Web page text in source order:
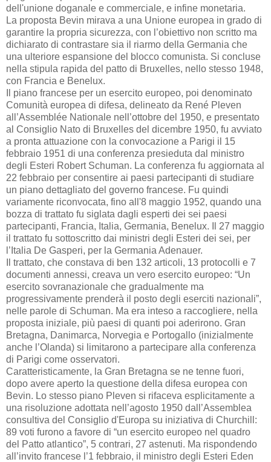
dell'unione doganale e commerciale, e infine monetaria.
La proposta Bevin mirava a una Unione europea in grado di
garantire la propria sicurezza, con l’obiettivo non scritto ma
dichiarato di contrastare sia il riarmo della Germania che
una ulteriore espansione del blocco comunista. Si concluse
nella stipula rapida del patto di Bruxelles, nello stesso 1948,
con Francia e Benelux.
Il piano francese per un esercito europeo, poi denominato
Comunità europea di difesa, delineato da René Pleven
all’Assemblée Nationale nell’ottobre del 1950, e presentato
al Consiglio Nato di Bruxelles del dicembre 1950, fu avviato
a pronta attuazione con la convocazione a Parigi il 15
febbraio 1951 di una conferenza presieduta dal ministro
degli Esteri Robert Schuman. La conferenza fu aggiornata al
22 febbraio per consentire ai paesi partecipanti di studiare
un piano dettagliato del governo francese. Fu quindi
variamente riconvocata, fino all'8 maggio 1952, quando una
bozza di trattato fu siglata dagli esperti dei sei paesi
partecipanti, Francia, Italia, Germania, Benelux. Il 27 maggio
il trattato fu sottoscritto dai ministri degli Esteri dei sei, per
l’Italia De Gasperi, per la Germania Adenauer.
Il trattato, che constava di ben 132 articoli, 13 protocolli e 7
documenti annessi, creava un vero esercito europeo: “Un
esercito sovranazionale che gradualmente ma
progressivamente prenderà il posto degli eserciti nazionali”,
nelle parole di Schuman. Ma era inteso a raccogliere, nella
proposta iniziale, più paesi di quanti poi aderirono. Gran
Bretagna, Danimarca, Norvegia e Portogallo (inizialmente
anche l’Olanda) si limitarono a partecipare alla conferenza
di Parigi come osservatori.
Caratteristicamente, la Gran Bretagna se ne tenne fuori,
dopo avere aperto la questione della difesa europea con
Bevin. Lo stesso piano Pleven si rifaceva esplicitamente a
una risoluzione adottata nell’agosto 1950 dall’Assemblea
consultiva del Consiglio d'Europa su iniziativa di Churchill:
89 voti furono a favore di “un esercito europeo nel quadro
del Patto atlantico”, 5 contrari, 27 astenuti. Ma rispondendo
all’invito francese l’1 febbraio, il ministro degli Esteri Eden